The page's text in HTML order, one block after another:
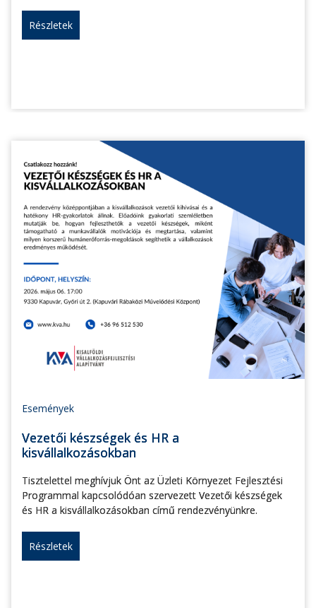
Részletek
Események
Vezetői készségek és HR a
kisvállalkozásokban
Tisztelettel meghívjuk Önt az Üzleti Környezet Fejlesztési
Programmal kapcsolódóan szervezett Vezetői készségek
és HR a kisvállalkozásokban című rendezvényünkre.
Részletek